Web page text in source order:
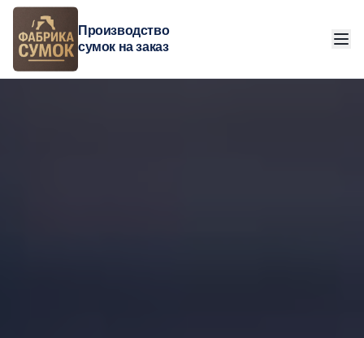
Производство
сумок на заказ